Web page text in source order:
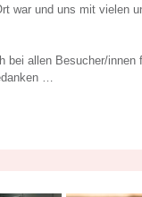
war und uns mit vielen
bei allen Besucher/innen
…